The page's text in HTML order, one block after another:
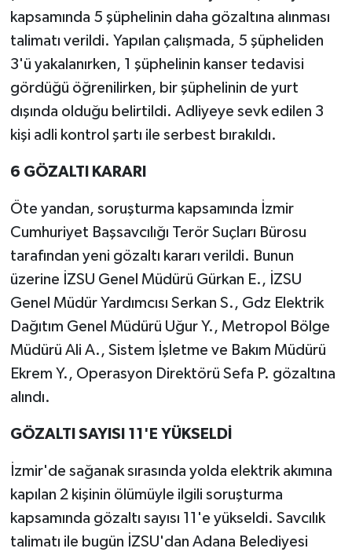
kapsamında 5 şüphelinin daha gözaltına alınması
talimatı verildi. Yapılan çalışmada, 5 şüpheliden
3'ü yakalanırken, 1 şüphelinin kanser tedavisi
gördüğü öğrenilirken, bir şüphelinin de yurt
dışında olduğu belirtildi. Adliyeye sevk edilen 3
kişi adli kontrol şartı ile serbest bırakıldı.
6 GÖZALTI KARARI
Öte yandan, soruşturma kapsamında İzmir
Cumhuriyet Başsavcılığı Terör Suçları Bürosu
tarafından yeni gözaltı kararı verildi. Bunun
üzerine İZSU Genel Müdürü Gürkan E., İZSU
Genel Müdür Yardımcısı Serkan S., Gdz Elektrik
Dağıtım Genel Müdürü Uğur Y., Metropol Bölge
Müdürü Ali A., Sistem İşletme ve Bakım Müdürü
Ekrem Y., Operasyon Direktörü Sefa P. gözaltına
alındı.
GÖZALTI SAYISI 11'E YÜKSELDİ
İzmir'de sağanak sırasında yolda elektrik akımına
kapılan 2 kişinin ölümüyle ilgili soruşturma
kapsamında gözaltı sayısı 11'e yükseldi. Savcılık
talimatı ile bugün İZSU'dan Adana Belediyesi